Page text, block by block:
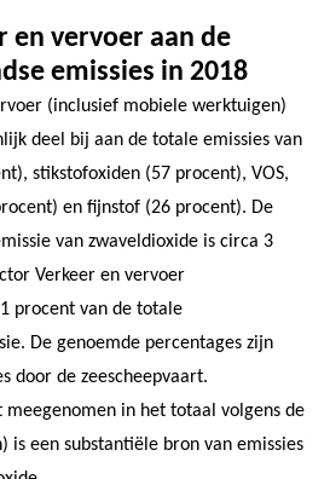
en vervoer aan de
emissies in 2018
(inclusief mobiele werktuigen)
deel bij aan de totale emissies van
stikstofoxiden (57 procent), VOS,
en fijnstof (26 procent). De
van zwaveldioxide is circa 3
Verkeer en vervoer
procent van de totale
De genoemde percentages zijn
door de zeescheepvaart.
meegenomen in het totaal volgens de
is een substantiële bron van emissies